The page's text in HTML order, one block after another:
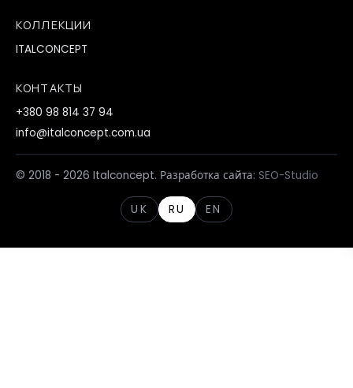
КОЛЛЕКЦИИ
ITALCONCEPT
КОНТАКТЫ
+380 98 814 37 94
info@italconcept.com.ua
© 2018 - 2026 Italconcept. Разработка сайта: SEO-Studio
UK RU EN